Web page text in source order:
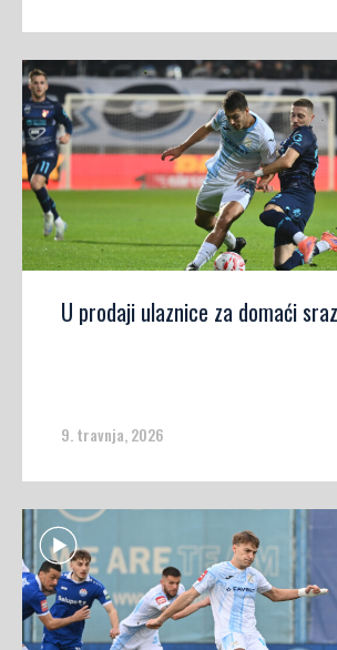
U prodaji ulaznice za domaći
9. travnja, 2026